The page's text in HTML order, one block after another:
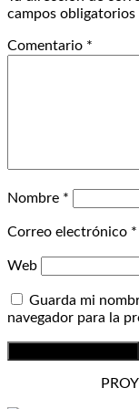
campos obligatorios
Comentario *
Nombre *
Correo electrónico *
Web
Guarda mi
navegador para la